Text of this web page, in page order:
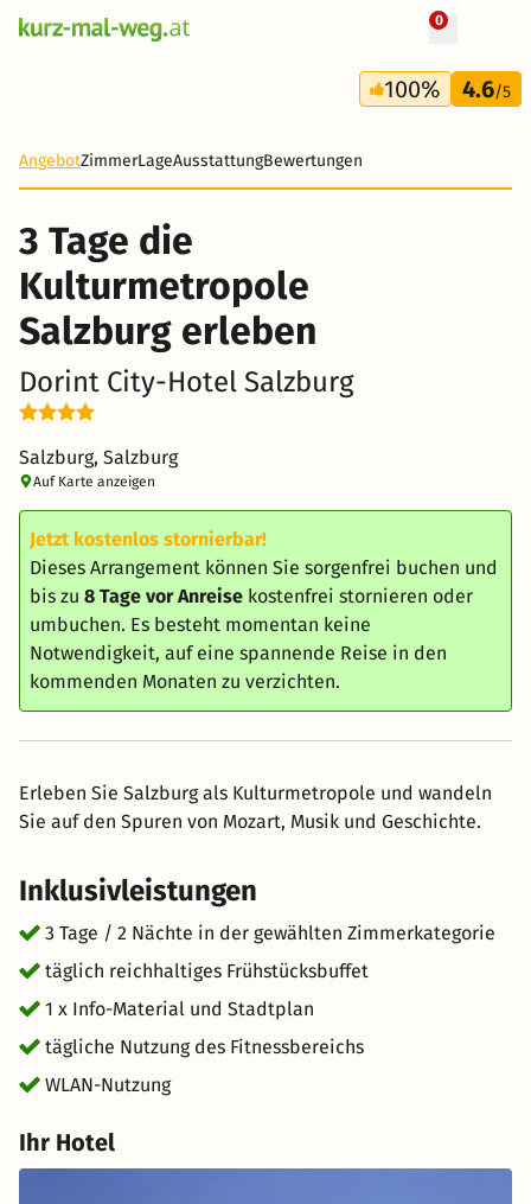
0
100% 4.6/5
AngebotZimmerLageAusstattungBewertungen
3 Tage die
Kulturmetropole
Salzburg erleben
Dorint City-Hotel Salzburg
Salzburg, Salzburg
Auf Karte anzeigen
Jetzt kostenlos stornierbar!
Dieses Arrangement können Sie sorgenfrei buchen und
bis zu 8 Tage vor Anreise kostenfrei stornieren oder
umbuchen. Es besteht momentan keine
Notwendigkeit, auf eine spannende Reise in den
kommenden Monaten zu verzichten.
Erleben Sie Salzburg als Kulturmetropole und wandeln
Sie auf den Spuren von Mozart, Musik und Geschichte.
Inklusivleistungen
3 Tage / 2 Nächte in der gewählten Zimmerkategorie
täglich reichhaltiges Frühstücksbuffet
1 x Info-Material und Stadtplan
tägliche Nutzung des Fitnessbereichs
WLAN-Nutzung
Ihr Hotel